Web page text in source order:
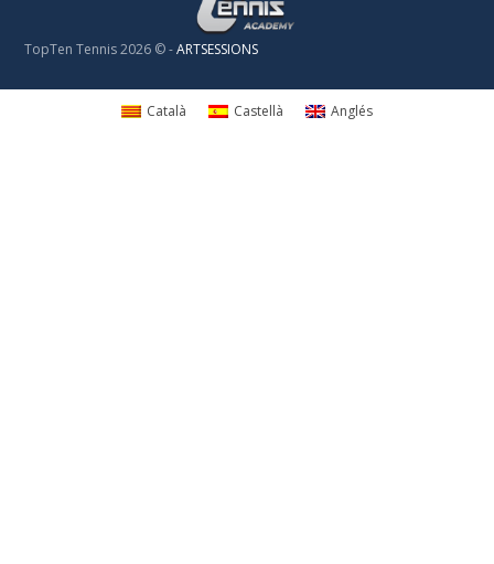
TopTen Tennis 2026 © -ARTSESSIONS
Català Castellà Anglés